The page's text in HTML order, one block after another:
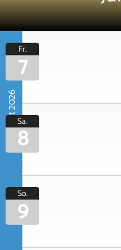
August 2026
Fr.
7
Sa.
8
So.
9